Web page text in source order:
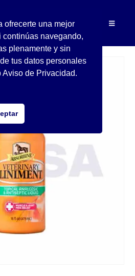
ofrecerte una mejor
navegando,
plenamente y sin
tus datos personales
Aviso de Privacidad.